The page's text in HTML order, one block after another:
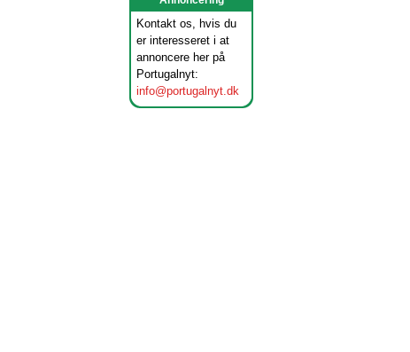
Kontakt os, hvis du
er interesseret i at
annoncere her på
Portugalnyt:
info@portugalnyt.dk